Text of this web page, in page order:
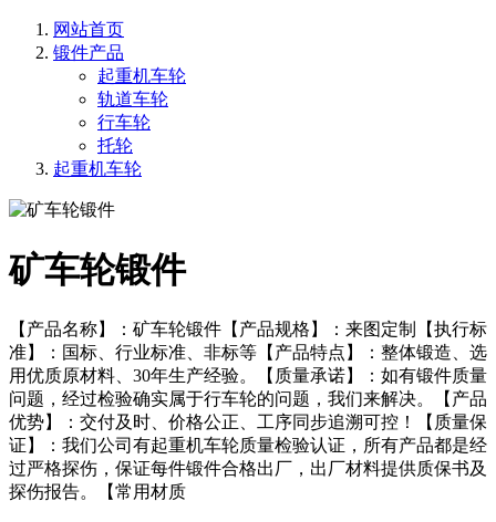
网站首页
锻件产品
起重机车轮
轨道车轮
行车轮
托轮
起重机车轮
矿车轮锻件
【产品名称】：矿车轮锻件【产品规格】：来图定制【执行标
准】：国标、行业标准、非标等【产品特点】：整体锻造、选
用优质原材料、30年生产经验。【质量承诺】：如有锻件质量
问题，经过检验确实属于行车轮的问题，我们来解决。【产品
优势】：交付及时、价格公正、工序同步追溯可控！【质量保
证】：我们公司有起重机车轮质量检验认证，所有产品都是经
过严格探伤，保证每件锻件合格出厂，出厂材料提供质保书及
探伤报告。【常用材质